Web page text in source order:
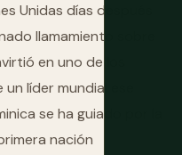
Unidas días después
llamamiento sobre
en uno de los
líder mundial ese
se ha guiado por la
nación